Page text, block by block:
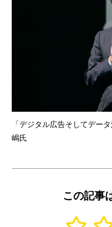
「デジタル広告そしてデー
嶋氏
この記事